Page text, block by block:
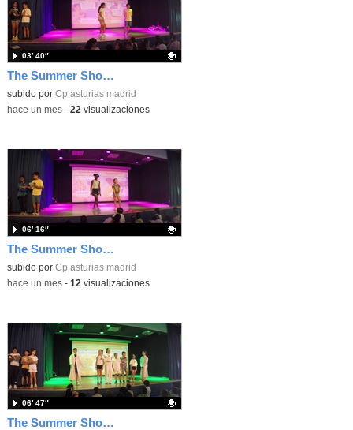
The Summer Show 004
Contenido educativo.
subido por Cp asturias madrid
03′ 40″
-hace un mes- 22 visualizaciones
The Summer Show 003
Contenido educativo.
subido por Cp asturias madrid
06′ 16″
-hace un mes- 12 visualizaciones
The Summer Show 002
06′ 47″